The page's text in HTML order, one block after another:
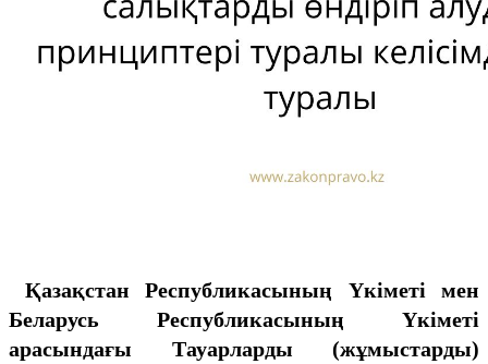
Қазақстан Республикасының Үкіметі мен
Беларусь Республикасының Үкіметі
арасындағы Тауарларды (жұмыстарды)